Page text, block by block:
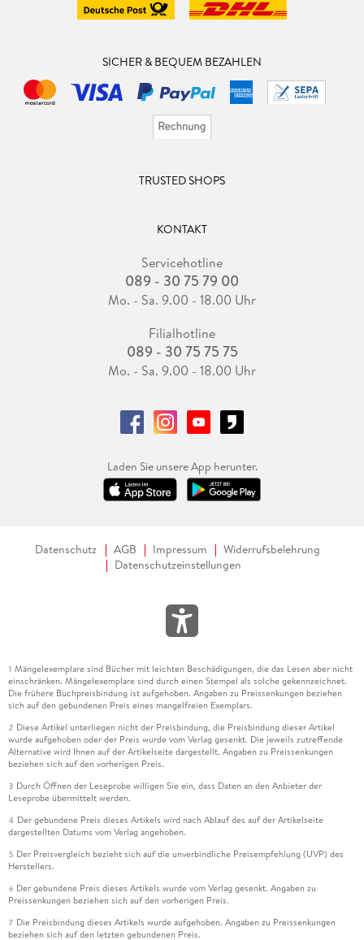
SICHER & BEQUEM BEZAHLEN
TRUSTED SHOPS
KONTAKT
Servicehotline
089 - 30 75 79 00
Mo. - Sa. 9.00 - 18.00 Uhr
Filialhotline
089 - 30 75 75 75
Mo. - Sa. 9.00 - 18.00 Uhr
Laden Sie unsere App herunter.
Datenschutz AGB Impressum
Widerrufsbelehrung
Datenschutzeinstellungen
1 Mängelexemplare sind Bücher mit leichten Beschädigungen, die das Lesen aber nicht
einschränken. Mängelexemplare sind durch einen Stempel als solche gekennzeichnet.
Die frühere Buchpreisbindung ist aufgehoben. Angaben zu Preissenkungen beziehen
sich auf den gebundenen Preis eines mangelfreien Exemplars.
2 Diese Artikel unterliegen nicht der Preisbindung, die Preisbindung dieser Artikel
wurde aufgehoben oder der Preis wurde vom Verlag gesenkt. Die jeweils zutreffende
Alternative wird Ihnen auf der Artikelseite dargestellt. Angaben zu Preissenkungen
beziehen sich auf den vorherigen Preis.
3 Durch Öffnen der Leseprobe willigen Sie ein, dass Daten an den Anbieter der
Leseprobe übermittelt werden.
4 Der gebundene Preis dieses Artikels wird nach Ablauf des auf der Artikelseite
dargestellten Datums vom Verlag angehoben.
5 Der Preisvergleich bezieht sich auf die unverbindliche Preisempfehlung (UVP) des
Herstellers.
6 Der gebundene Preis dieses Artikels wurde vom Verlag gesenkt. Angaben zu
Preissenkungen beziehen sich auf den vorherigen Preis.
7 Die Preisbindung dieses Artikels wurde aufgehoben. Angaben zu Preissenkungen
beziehen sich auf den letzten gebundenen Preis.